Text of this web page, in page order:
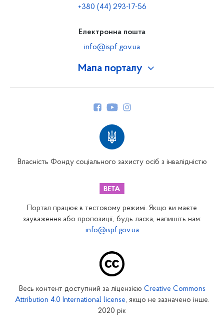
Мапа порталу
Закарпатське відділення
Запорізьке відділення
Кіровоградське відділення
+380 (44) 293-17-56
Електронна пошта
info@ispf.gov.ua
Власність Фонду соціального захисту осіб з інвалідністю
Портал працює в тестовому режимі. Якщо ви маєте
зауваження або пропозиції, будь ласка, напишіть нам:
info@ispf.gov.ua
Весь контент доступний за ліцензією Creative Commons
Attribution 4.0 International license, якщо не зазначено інше.
2020 рік